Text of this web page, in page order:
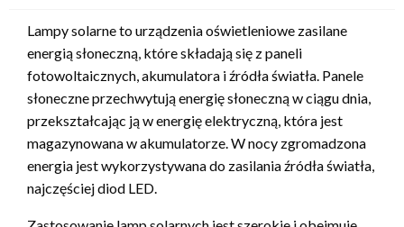
Lampy solarne to urządzenia oświetleniowe zasilane
energią słoneczną, które składają się z paneli
fotowoltaicznych, akumulatora i źródła światła. Panele
słoneczne przechwytują energię słoneczną w ciągu dnia,
przekształcając ją w energię elektryczną, która jest
magazynowana w akumulatorze. W nocy zgromadzona
energia jest wykorzystywana do zasilania źródła światła,
najczęściej diod LED.